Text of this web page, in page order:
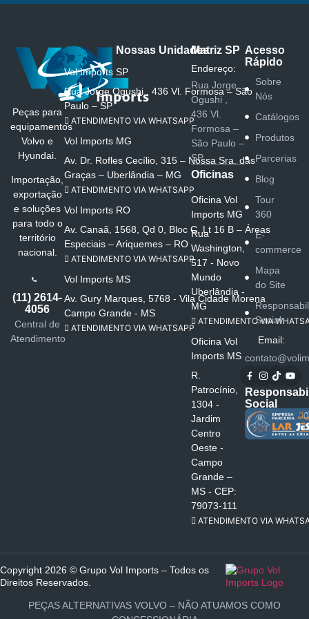
Peças para
equipamentos
Volvo e
Hyundai.
Importação,
exportação
e soluções
para todo o
território
nacional.
(11) 2614-
4056
Central de
Atendimento
Nossas Unidades
Vol Imports SP
Rua Jorge Ogushi , 436 Vl. Formosa – São
Paulo – SP
ATENDIMENTO VIA WHATSAPP
Vol Imports MG
Av. Dr. Rofles Cecílio, 315 – Nossa Sra. das
Graças – Uberlândia – MG
ATENDIMENTO VIA WHATSAPP
Vol Imports RO
Av. Canaã, 1568, Qd 0, Bloc C, Lt 16 B – Áreas
Especiais – Ariquemes – RO
ATENDIMENTO VIA WHATSAPP
Vol Imports MS
Av. Gury Marques, 5768 - Vila Cidade Morena
Campo Grande - MS
ATENDIMENTO VIA WHATSAPP
Matriz SP
Endereço:
Rua Jorge
Ogushi ,
436 Vl.
Formosa –
São Paulo –
SP
Oficinas
Oficina Vol
Imports MG
Rua
Washington,
517 - Novo
Mundo
Uberlândia -
MG
ATENDIMENTO VIA
Oficina Vol
Imports MS
R.
Patrocínio,
1304 -
Jardim
Centro
Oeste -
Campo
Grande –
MS - CEP:
79073-111
ATENDIMENTO VIA
Acesso
Rápido
Sobre
Nós
Catálogos
Produtos
Parcerias
Blog
Tour
360
E-
commerce
Mapa
do Site
Social
Email:
Social
Copyright 2026 © Grupo Vol Imports – Todos os
Direitos Reservados.
PEÇAS ALTERNATIVAS VOLVO – NÃO ATUAMOS COMO